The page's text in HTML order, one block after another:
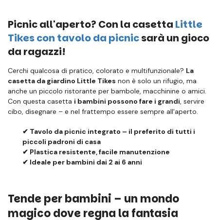
Picnic all'aperto? Con la casetta Little
Tikes con tavolo da picnicsarà un gioco
da ragazzi!
Cerchi qualcosa di pratico, colorato e multifunzionale? La
casetta da giardino Little Tikes non è solo un rifugio, ma
anche un piccolo ristorante per bambole, macchinine o amici.
Con questa casetta i bambini possono fare i grandi, servire
cibo, disegnare – e nel frattempo essere sempre all'aperto.
✔ Tavolo da picnic integrato – il preferito di tutti i
piccoli padroni di casa
✔ Plastica resistente, facile manutenzione
✔ Ideale per bambini dai 2 ai 6 anni
Tende per bambini – un mondo
magico dove regna la fantasia